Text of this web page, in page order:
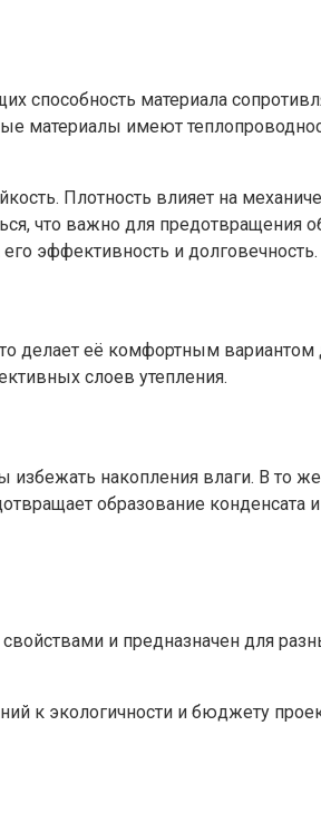
способность материала
материалы имеют
Плотность влияет на
что важно для предотвращения
эффективность и долговечность.
делает её комфортным вариантом
слоев утепления.
накопления влаги. В то
образование конденсата
и предназначен для
к экологичности и бюджету